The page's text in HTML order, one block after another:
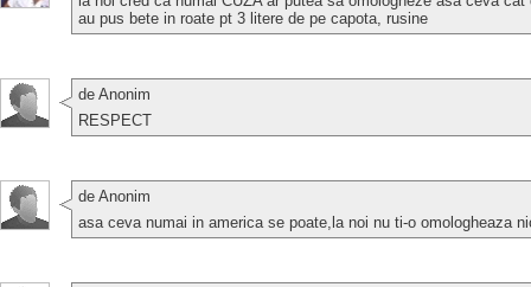
au pus bete in roate pt 3 litere de pe capota, rusine
de Anonim
RESPECT
de Anonim
asa ceva numai in america se poate,la noi nu ti-o omologheaza